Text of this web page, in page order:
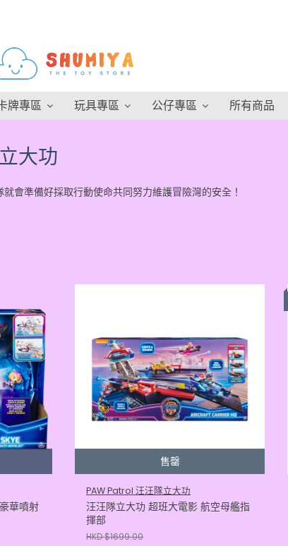
牌專區 玩具專區 公仔專區 所有商品
大功
會準備好採取行動使命共同努力維護冒險灣的安全！
華噴射
售罄
PAW Patrol 汪汪隊立大功
汪汪隊立大功 超班大電影 航空母艦指
揮部
HKD $1699.00